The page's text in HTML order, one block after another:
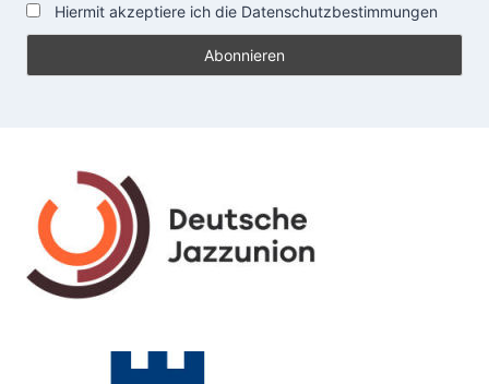
Hiermit akzeptiere ich die Datenschutzbestimmungen